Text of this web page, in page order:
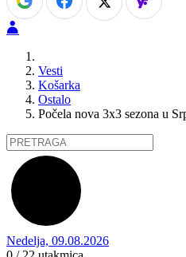
Vesti
Košarka
Ostalo
Počela nova 3x3 sezona u
Nedelja, 09.08.2026